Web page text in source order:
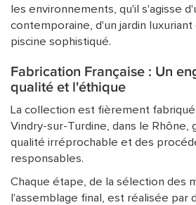
les environnements, qu'il s'agisse
contemporaine, d'un jardin
piscine sophistiqué.
Fabrication Française : Un
qualité et l'éthique
La collection est fièrement
Vindry-sur-Turdine, dans le Rhône,
qualité irréprochable et des
responsables.
Chaque étape, de la sélection des
l'assemblage final, est réalisée par